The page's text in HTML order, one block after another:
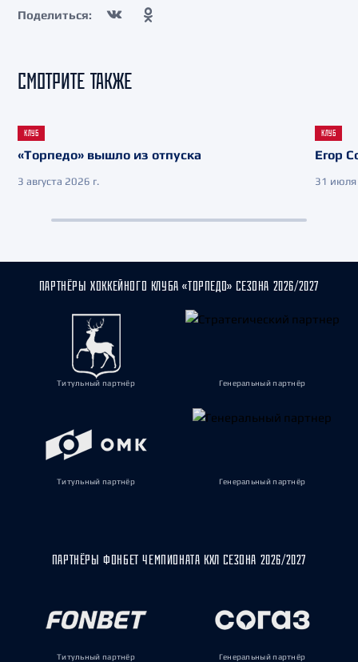
Поделиться:
СМОТРИТЕ ТАКЖЕ
КЛУБ
«Торпедо» вышло из отпуска
3 августа 2026 г.
КЛУБ
Егор
31 июля
ПАРТНЁРЫ ХОККЕЙНОГО КЛУБА «ТОРПЕДО» СЕЗОНА 2026/2027
Титульный партнёр Генеральный партнёр
Титульный партнёр Генеральный партнёр
ПАРТНЁРЫ ФОНБЕТ ЧЕМПИОНАТА КХЛ СЕЗОНА 2026/2027
Титульный партнёр Генеральный партнёр